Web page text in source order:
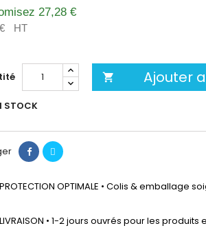
27,28 €
HT
 Ajouter
STOCK
PROTECTION OPTIMALE • Colis & emballage
LIVRAISON • 1-2 jours ouvrés pour les produits